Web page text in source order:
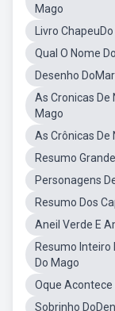
Mago
Livro
Qual O Nome
Desenho
As Cronicas De
Mago
As Crônicas De
Resumo
Personagens
Resumo Dos
Aneil Verde E
Resumo Inteiro
Do Mago
Oque Acontece
Sobrinho